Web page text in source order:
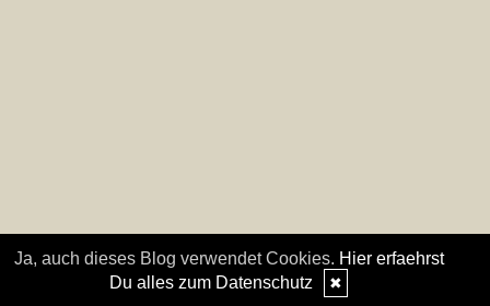
Ja, auch dieses Blog verwendet Cookies. Hier erfaehrst
Du alles zum Datenschutz
✖